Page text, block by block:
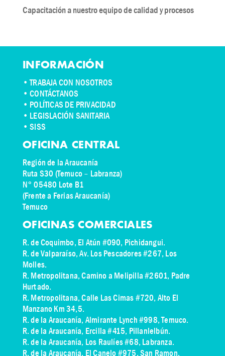
Capacitación a nuestro equipo de calidad y procesos
INFORMACIÓN
•TRABAJA CON NOSOTROS
•CONTÁCTANOS
• POLÍTICAS DE PRIVACIDAD
• LEGISLACIÓN SANITARIA
• SISS
OFICINA CENTRAL
Región de la Araucanía
Ruta S30 (Temuco – Labranza)
N° 05480 Lote B1
(Frente a Ferias Araucanía)
Temuco
OFICINAS COMERCIALES
R. de Coquimbo, El Atún #090, Pichidangui.
R. de Valparaíso, Av. Los Pescadores #267, Los
Molles.
R. Metropolitana, Camino a Melipilla #2601, Padre
Hurtado.
R. Metropolitana, Calle Las Cimas #720, Alto El
Manzano Km 34,5.
R. de la Araucanía, Almirante Lynch #998, Temuco.
R. de la Araucanía, Ercilla #415, Pillanlelbún.
R. de la Araucanía, Los Raulíes #68, Labranza.
R. de la Araucanía, El Canelo #975, San Ramon.